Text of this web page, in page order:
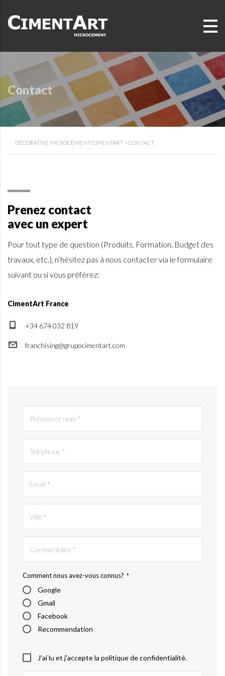
Contact
DECORATIVE MICROCEMENT CIMENTART >CONTACT
Prenez contact
avec un expert
Pour tout type de question (Produits, Formation, Budget des
travaux, etc.), n’hésitez pas à nous contacter via le formulaire
suivant ou si vous préférez:
CimentArt France
+34 674 032 819
franchising@grupocimentart.com
Comment nous avez-vous connus? *
Google
Gmail
Facebook
Recommendation
J'ai lu et j'accepte la politique de confidentialité.